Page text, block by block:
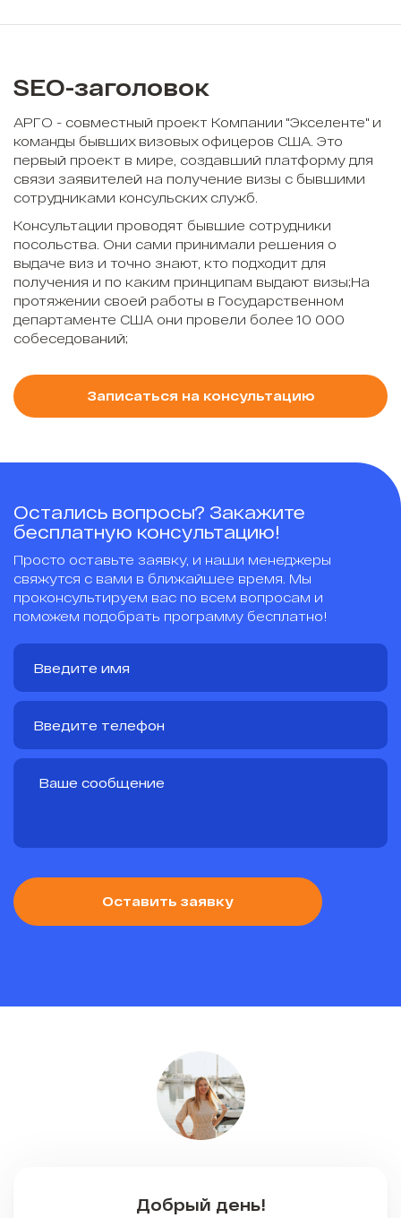
SEO-заголовок
АРГО - совместный проект Компании "Экселенте" и
команды бывших визовых офицеров США. Это
первый проект в мире, создавший платформу для
связи заявителей на получение визы с бывшими
сотрудниками консульских служб.
Консультации проводят бывшие сотрудники
посольства. Они сами принимали решения о
выдаче виз и точно знают, кто подходит для
получения и по каким принципам выдают визы;На
протяжении своей работы в Государственном
департаменте США они провели более 10 000
собеседований;
Записаться на консультацию
Остались вопросы? Закажите
бесплатную консультацию!
Просто оставьте заявку, и наши менеджеры
свяжутся с вами в ближайшее время. Мы
проконсультируем вас по всем вопросам и
поможем подобрать программу бесплатно!
Оставить заявку
Добрый день!